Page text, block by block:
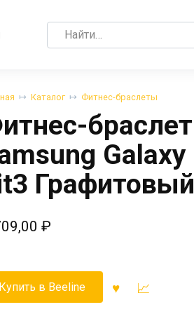
Search
for:
Каталог Фитнес-браслеты
браслет
Galaxy
Графитовый
₽
в Beeline